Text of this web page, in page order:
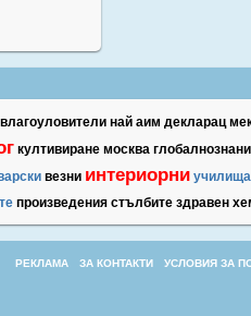
влагоуловители най аим декларац
култивиране москва
везни интериорни училища
произведения стълбите здравен
РЕКЛАМА ЗА КОНТАКТИ УСЛОВИЯ ЗА